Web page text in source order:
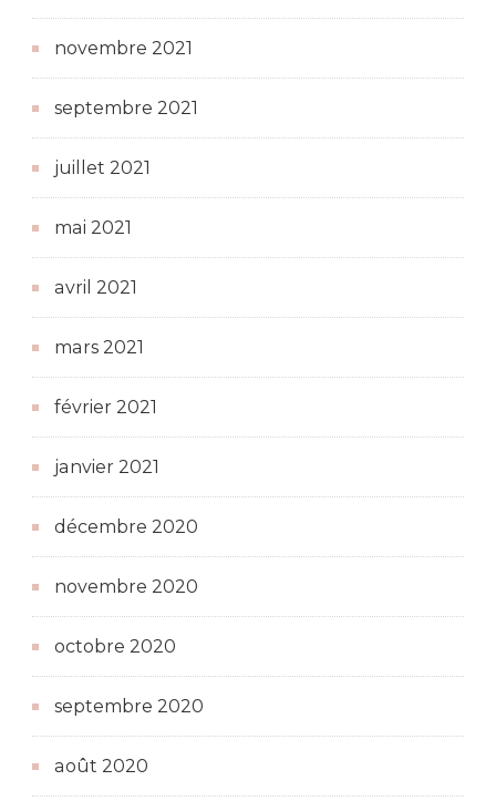
novembre 2021
septembre 2021
juillet 2021
mai 2021
avril 2021
mars 2021
février 2021
janvier 2021
décembre 2020
novembre 2020
octobre 2020
septembre 2020
août 2020